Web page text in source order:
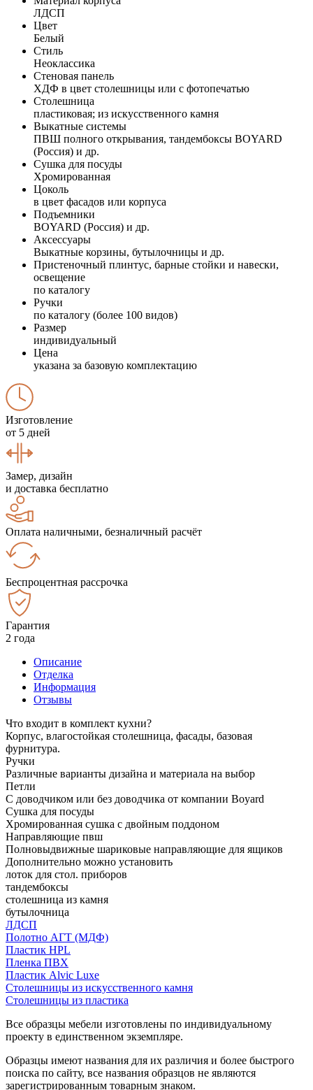
ЛДСП
Цвет
Белый
Стиль
Неоклассика
Стеновая панель
ХДФ в цвет столешницы или с фотопечатью
Столешница
пластиковая; из искусственного камня
Выкатные системы
ПВШ полного открывания, тандембоксы BOYARD
(Россия) и др.
Сушка для посуды
Хромированная
Цоколь
в цвет фасадов или корпуса
Подъемники
BOYARD (Россия) и др.
Аксессуары
Выкатные корзины, бутылочницы и др.
Пристеночный плинтус, барные стойки и навески,
освещение
по каталогу
Ручки
по каталогу (более 100 видов)
Размер
индивидуальный
Цена
указана за базовую комплектацию
Изготовление
от 5 дней
Замер, дизайн
и доставка бесплатно
Оплата наличными, безналичный расчёт
Беспроцентная рассрочка
Гарантия
2 года
Описание
Отделка
Информация
Отзывы
Что входит в комплект кухни?
Корпус, влагостойкая столешница, фасады, базовая
фурнитура.
Ручки
Различные варианты дизайна и материала на выбор
Петли
С доводчиком или без доводчика от компании Boyard
Сушка для посуды
Хромированная сушка с двойным поддоном
Направляющие пвш
Полновыдвижные шариковые направляющие для ящиков
Дополнительно можно установить
лоток для стол. приборов
тандембоксы
столешница из камня
бутылочница
ЛДСП
Полотно АГТ (МДФ)
Пластик HPL
Пленка ПВХ
Пластик Alvic Luxe
Столешницы из искусственного камня
Столешницы из пластика
Все образцы мебели изготовлены по индивидуальному
проекту в единственном экземпляре.
Образцы имеют названия для их различия и более быстрого
поиска по сайту, все названия образцов не являются
зарегистрированным товарным знаком.